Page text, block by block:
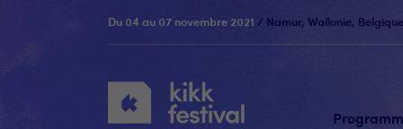
KIKK
Festival
Du 04 au 07 novembre 2021 / Namur, Wallonie, Belgique